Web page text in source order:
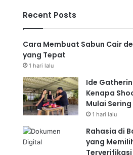
Recent Posts
Cara Membuat Sabun Cair
yang Tepat
1 hari lalu
Ide
Kenapa
Mulai
1 hari lalu
Rahasia di
yang
Terverifikasi